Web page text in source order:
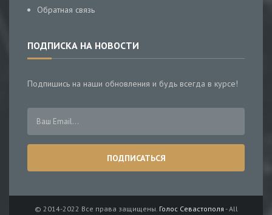
Обратная связь
ПОДПИСКА НА НОВОСТИ
Подпишись на наши обновления и будь всегда в курсе!
© 2014-2022 Все права защищены. Голос Севастополя - All